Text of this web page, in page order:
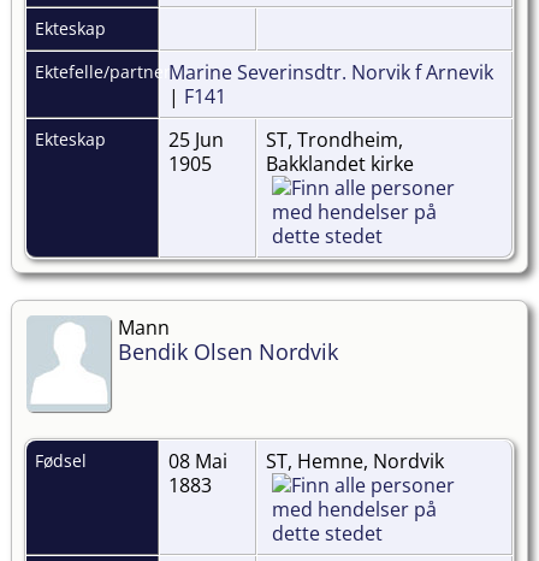
Ekteskap
Ektefelle/partnerMarine Severinsdtr. Norvik f Arnevik
| F141
Ekteskap
25 Jun
1905
ST, Trondheim,
Bakklandet kirke
Mann
Bendik Olsen Nordvik
Fødsel
08 Mai
1883
ST, Hemne, Nordvik